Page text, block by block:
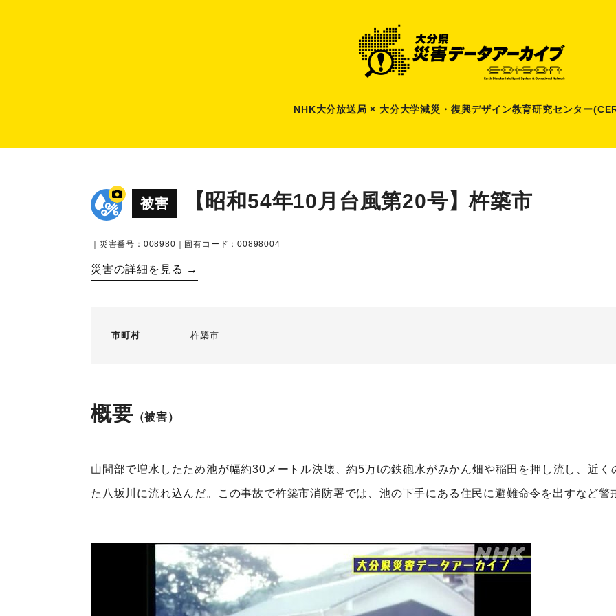
NHK大分放送局 × 大分大学減災 ・ 復興デザイン教育研究センター
被害 【昭和54年10月台風第20号】杵築市
｜災害番号：008980｜固有コード：00898004
災害の詳細を見る →
市町村 杵築市
概要 （被害）
山間部で増水したため池が幅約30メートル決壊、約5万tの鉄砲水がみかん畑や稲田を押し流し、近
た八坂川に流れ込んだ。この事故で杵築市消防署では、池の下手にある住民に避難命令を出すなど